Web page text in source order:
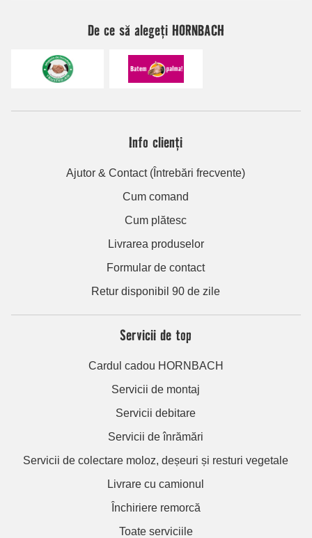
De ce să alegeți HORNBACH
Info clienți
Ajutor & Contact (Întrebări frecvente)
Cum comand
Cum plătesc
Livrarea produselor
Formular de contact
Retur disponibil 90 de zile
Servicii de top
Cardul cadou HORNBACH
Servicii de montaj
Servicii debitare
Servicii de înrămări
Servicii de colectare moloz, deșeuri și resturi vegetale
Livrare cu camionul
Închiriere remorcă
Toate serviciile